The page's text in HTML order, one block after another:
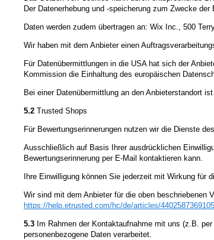
Der Datenerhebung und -speicherung zum Zwecke
Daten werden zudem übertragen an: Wix Inc., 500
Wir haben mit dem Anbieter einen
Für Datenübermittlungen in die USA hat sich der
Kommission die Einhaltung des europäischen
Bei einer Datenübermittlung an den Anbieterstandort
5.2 Trusted Shops
Für Bewertungserinnerungen nutzen wir die Dienste
Ausschließlich auf Basis Ihrer ausdrücklichen
Bewertungserinnerung per E-Mail kontaktieren kann.
Ihre Einwilligung können Sie jederzeit mit Wirkung für
Wir sind mit dem Anbieter für die oben beschriebenen
https://help.etrusted.com/hc/de/articles/
5.3 Im Rahmen der Kontaktaufnahme mit uns (z.B.
personenbezogene Daten verarbeitet.